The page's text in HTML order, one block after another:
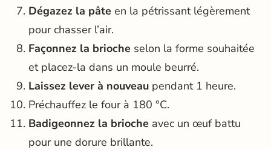
Dégazez la pâteen la pétrissant légèrement
pour chasser l’air.
Façonnez la briocheselon la forme souhaitée
et placez-la dans un moule beurré.
Laissez lever à nouveaupendant 1 heure.
Préchauffez le four à 180 °C.
Badigeonnez la briocheavec un œuf battu
pour une dorure brillante.